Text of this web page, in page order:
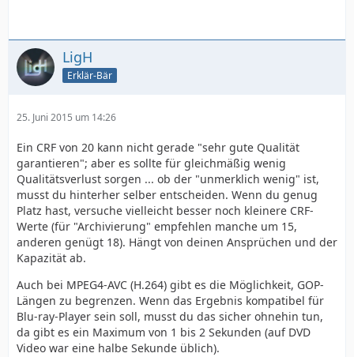
LigH
Erklär-Bär
25. Juni 2015 um 14:26
Ein CRF von 20 kann nicht gerade "sehr gute Qualität
garantieren"; aber es sollte für gleichmäßig wenig
Qualitätsverlust sorgen ... ob der "unmerklich wenig" ist,
musst du hinterher selber entscheiden. Wenn du genug
Platz hast, versuche vielleicht besser noch kleinere CRF-
Werte (für "Archivierung" empfehlen manche um 15,
anderen genügt 18). Hängt von deinen Ansprüchen und der
Kapazität ab.
Auch bei MPEG4-AVC (H.264) gibt es die Möglichkeit, GOP-
Längen zu begrenzen. Wenn das Ergebnis kompatibel für
Blu-ray-Player sein soll, musst du das sicher ohnehin tun,
da gibt es ein Maximum von 1 bis 2 Sekunden (auf DVD
Video war eine halbe Sekunde üblich).